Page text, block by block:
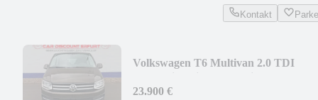
Kontakt
Volkswagen T6 Multivan 2.0 TDI
23.900 €